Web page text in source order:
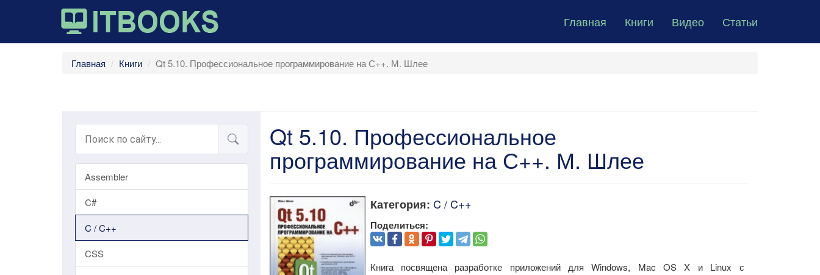
Главная Книги Видео Статьи
Главная Книги Qt 5.10. Профессиональное программирование на С++. М. Шлее
Assembler
C#
C / C++
CSS
Qt 5.10. Профессиональное
программирование на С++. М. Шлее
Категория: C / C++
Поделиться:
Книга посвящена разработке приложений для Windows, Mac OS X и Linux с